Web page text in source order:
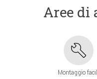
Aree di
Montaggio